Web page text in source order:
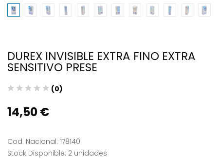
DUREX INVISIBLE EXTRA FINO EXTRA
SENSITIVO PRESE
(0)
14,50 €
Cod. Nacional: 178140
Stock Disponible: 2 unidades